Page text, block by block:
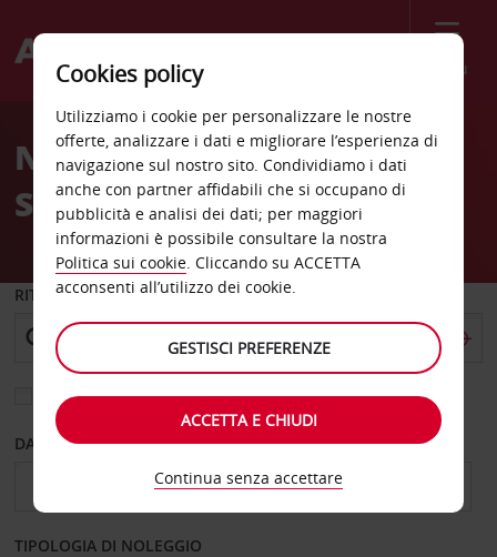
Menù
Welcome
AvisNoleggio auto Augusta
Sears
RITIRO DA
Scegli una località di riconsegna diversa
DAL GIORNO AL GIORNO
TIPOLOGIA DI NOLEGGIO
Cookies policy
Utilizziamo i cookie per personalizzare le nostre
offerte, analizzare i dati e migliorare l’esperienza di
navigazione sul nostro sito. Condividiamo i dati
anche con partner affidabili che si occupano di
pubblicità e analisi dei dati; per maggiori
informazioni è possibile consultare la nostra
Politica sui cookie. Cliccando su ACCETTA
acconsenti all’utilizzo dei cookie.
GESTISCI PREFERENZE
ACCETTA E CHIUDI
Continua senza accettare